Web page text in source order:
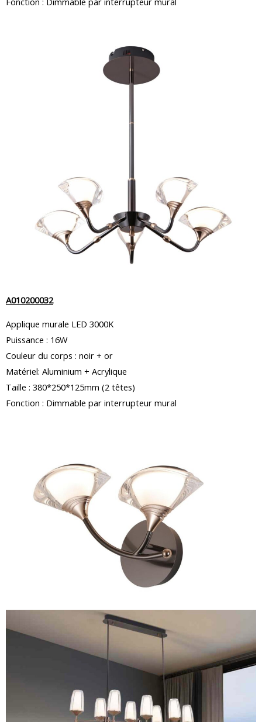
A010200032
Applique murale LED 3000K
Puissance : 16W
Couleur du corps : noir + or
Matériel: Aluminium + Acrylique
Taille : 380*250*125mm (2 têtes)
Fonction : Dimmable par interrupteur mural